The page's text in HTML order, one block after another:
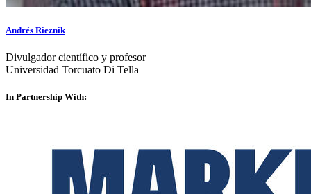
Andrés Rieznik
Divulgador científico y profesor
Universidad Torcuato Di Tella
In Partnership With: